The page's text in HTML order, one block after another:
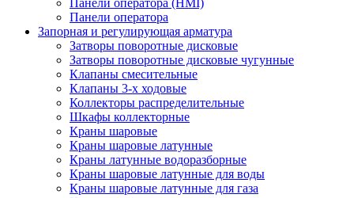
Панели оператора (HMI)
Панели оператора
Запорная и регулирующая арматура
Затворы поворотные дисковые
Затворы поворотные дисковые чугунные
Клапаны смесительные
Клапаны 3-х ходовые
Коллекторы распределительные
Шкафы коллекторные
Краны шаровые
Краны шаровые латунные
Краны латунные водоразборные
Краны шаровые латунные для воды
Краны шаровые латунные для газа